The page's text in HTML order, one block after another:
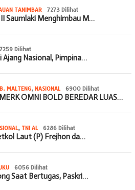
TANIMBAR 7273 Dilihat
II Saumlaki Menghimbau M…
7259 Dilihat
Ajang Nasional, Pimpina…
MALTENG, NASIONAL 6900 Dilihat
OMNI BOLD BEREDAR LUAS…
, TNI AL 6286 Dilihat
Laut (P) Frejhon da…
6056 Dilihat
Saat Bertugas, Paskri…